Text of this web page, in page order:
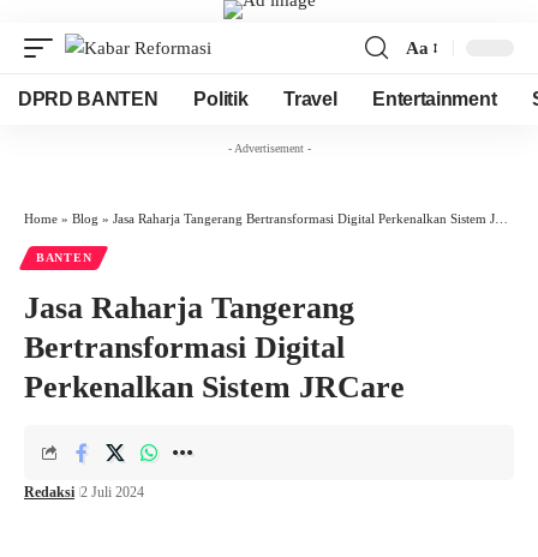
Font
Resizer
Aa
DPRD BANTEN Politik Travel Entertainment
- Advertisement -
Home » Blog » Jasa Raharja Tangerang Bertransformasi Digital Perkenalkan Sistem JRCare
BANTEN
Jasa Raharja Tangerang
Bertransformasi Digital
Perkenalkan Sistem JRCare
Redaksi 2 Juli 2024